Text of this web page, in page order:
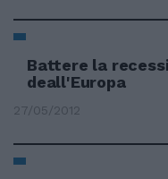
Battere la
deall'Europa
27/05/2012